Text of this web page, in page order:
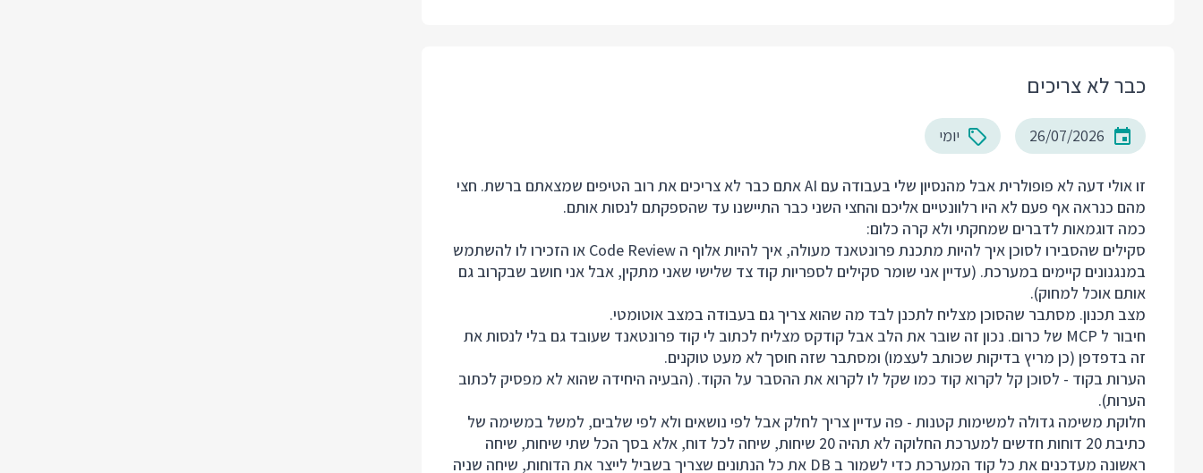
כבר לא צריכים
26/07/2026 יומי
זו אולי דעה לא פופולרית אבל מהנסיון שלי בעבודה עם AI אתם כבר לא צריכים את רוב הטיפים שמצאתם ברשת. חצי
מהם כנראה אף פעם לא היו רלוונטיים אליכם והחצי השני כבר התיישנו עד שהספקתם לנסות אותם.
כמה דוגמאות לדברים שמחקתי ולא קרה כלום:
סקילים שהסבירו לסוכן איך להיות מתכנת פרונטאנד מעולה, איך להיות אלוף ה Code Review או הזכירו לו להשתמש
במנגנונים קיימים במערכת. (עדיין אני שומר סקילים לספריות קוד צד שלישי שאני מתקין, אבל אני חושב שבקרוב גם
אותם אוכל למחוק).
מצב תכנון. מסתבר שהסוכן מצליח לתכנן לבד מה שהוא צריך גם בעבודה במצב אוטומטי.
חיבור ל MCP של כרום. נכון זה שובר את הלב אבל קודקס מצליח לכתוב לי קוד פרונטאנד שעובד גם בלי לנסות את
זה בדפדפן (כן מריץ בדיקות שכותב לעצמו) ומסתבר שזה חוסך לא מעט טוקנים.
הערות בקוד - לסוכן קל לקרוא קוד כמו שקל לו לקרוא את ההסבר על הקוד. (הבעיה היחידה שהוא לא מפסיק לכתוב
הערות).
חלוקת משימה גדולה למשימות קטנות - פה עדיין צריך לחלק אבל לפי נושאים ולא לפי שלבים, למשל במשימה של
כתיבת 20 דוחות חדשים למערכת החלוקה לא תהיה 20 שיחות, שיחה לכל דוח, אלא בסך הכל שתי שיחות, שיחה
ראשונה מעדכנים את כל קוד המערכת כדי לשמור ב DB את כל הנתונים שצריך בשביל לייצר את הדוחות, שיחה שניה